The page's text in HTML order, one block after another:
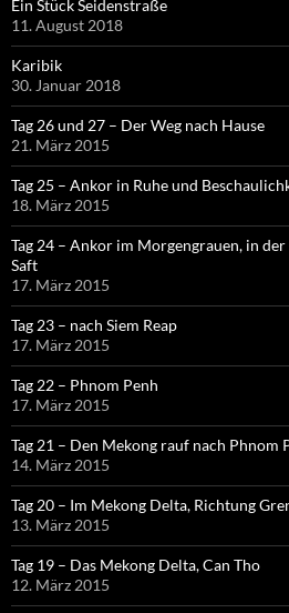
Ein Stück Seidenstraße
11. August 2018
Karibik
30. Januar 2018
Tag 26 und 27 – Der Weg nach Hause
21. März 2015
Tag 25 – Ankor in Ruhe und
18. März 2015
Tag 24 – Ankor im Morgengrauen, in
Saft
17. März 2015
Tag 23 – nach Siem Reap
17. März 2015
Tag 22 – Phnom Penh
17. März 2015
Tag 21 – Den Mekong rauf nach Phnom
14. März 2015
Tag 20 – Im Mekong Delta, Richtung
13. März 2015
Tag 19 – Das Mekong Delta, Can Tho
12. März 2015